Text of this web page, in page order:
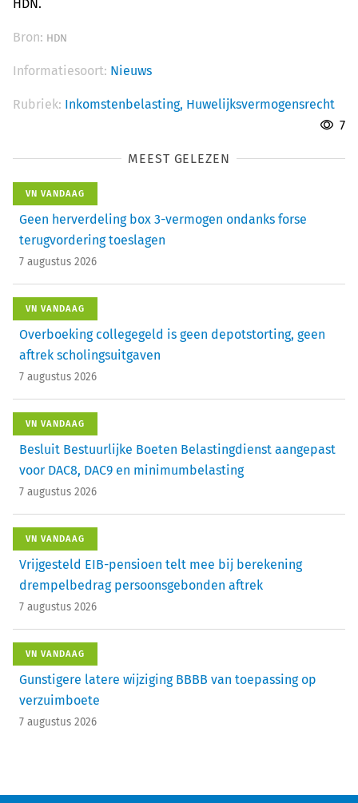
HDN.
Bron: HDN
Informatiesoort: Nieuws
Rubriek: Inkomstenbelasting, Huwelijksvermogensrecht
7
MEEST GELEZEN
VN VANDAAG
Geen herverdeling box 3-vermogen ondanks forse
terugvordering toeslagen
7 augustus 2026
VN VANDAAG
Overboeking collegegeld is geen depotstorting, geen
aftrek scholingsuitgaven
7 augustus 2026
VN VANDAAG
Besluit Bestuurlijke Boeten Belastingdienst aangepast
voor DAC8, DAC9 en minimumbelasting
7 augustus 2026
VN VANDAAG
Vrijgesteld EIB-pensioen telt mee bij berekening
drempelbedrag persoonsgebonden aftrek
7 augustus 2026
VN VANDAAG
Gunstigere latere wijziging BBBB van toepassing op
verzuimboete
7 augustus 2026